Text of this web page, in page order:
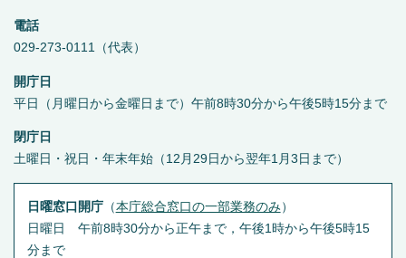
電話
029-273-0111（代表）
開庁日
平日（月曜日から金曜日まで）午前8時30分から午後5時15分まで
閉庁日
土曜日・祝日・年末年始（12月29日から翌年1月3日まで）
日曜窓口開庁（本庁総合窓口の一部業務のみ ）
日曜日 午前8時30分から正午まで，午後1時から午後5時15
分まで